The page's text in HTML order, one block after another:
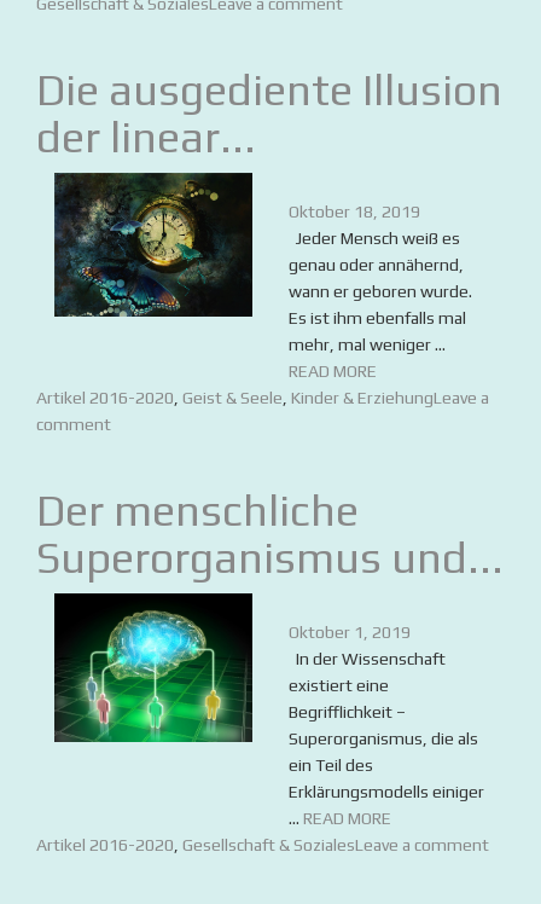
Die ausgediente Illusion
der linear...
Oktober 18, 2019
Jeder Mensch weiß es
genau oder annähernd,
wann er geboren wurde.
Es ist ihm ebenfalls mal
mehr, mal weniger ...
READ MORE
Artikel 2016-2020 Geist & Seele Kinder & ErziehungLeave a
comment
Der menschliche
Superorganismus und...
Oktober 1, 2019
In der Wissenschaft
existiert eine
Begrifflichkeit –
Superorganismus, die als
ein Teil des
Erklärungsmodells einiger
... READ MORE
Artikel 2016-2020 Gesellschaft & SozialesLeave a comment